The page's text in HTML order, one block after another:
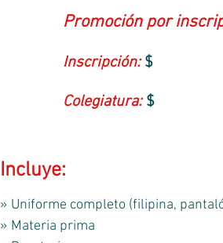
Promoción por
Inscripción: $
Colegiatura: $
Incluye:
» Uniforme completo (filipina,
» Materia prima